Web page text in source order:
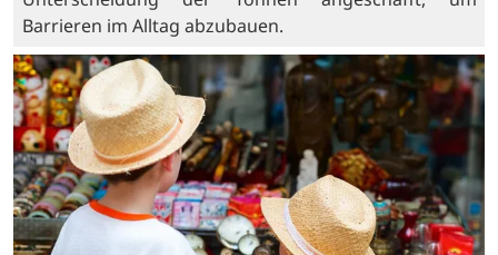
Barrieren im Alltag abzubauen.